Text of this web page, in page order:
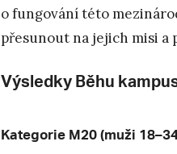
o fungování této
přesunout na jejich misi a
Výsledky Běhu
Kategorie M20 (muži